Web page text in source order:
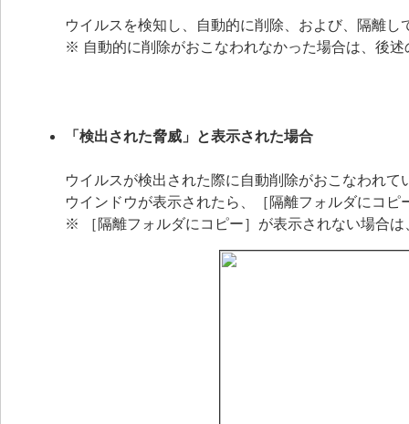
ウイルスを検知し、自動的に削除、および、隔離
※ 自動的に削除がおこなわれなかった場合は、後
「検出された脅威」と表示された場合
ウイルスが検出された際に自動削除がおこなわれ
ウインドウが表示されたら、［隔離フォルダにコ
※ ［隔離フォルダにコピー］が表示されない場合